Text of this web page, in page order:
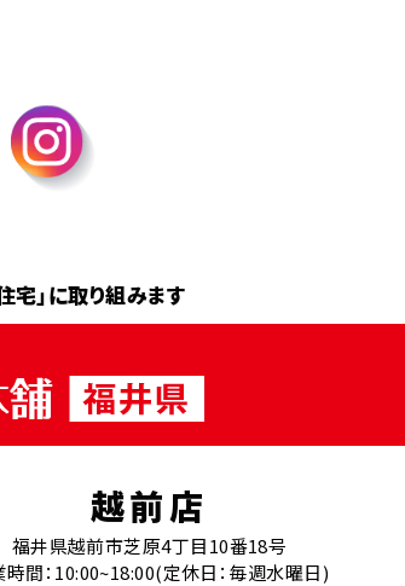
宅」に取り組みます
越前店
福井県越前市芝原4丁目10番18号
時間：10:00~18:00(定休日：毎週水曜日)